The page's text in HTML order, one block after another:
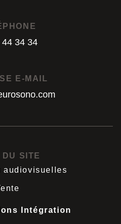
34 34
E-MAIL
DU SITE
audiovisuelles
Intégration